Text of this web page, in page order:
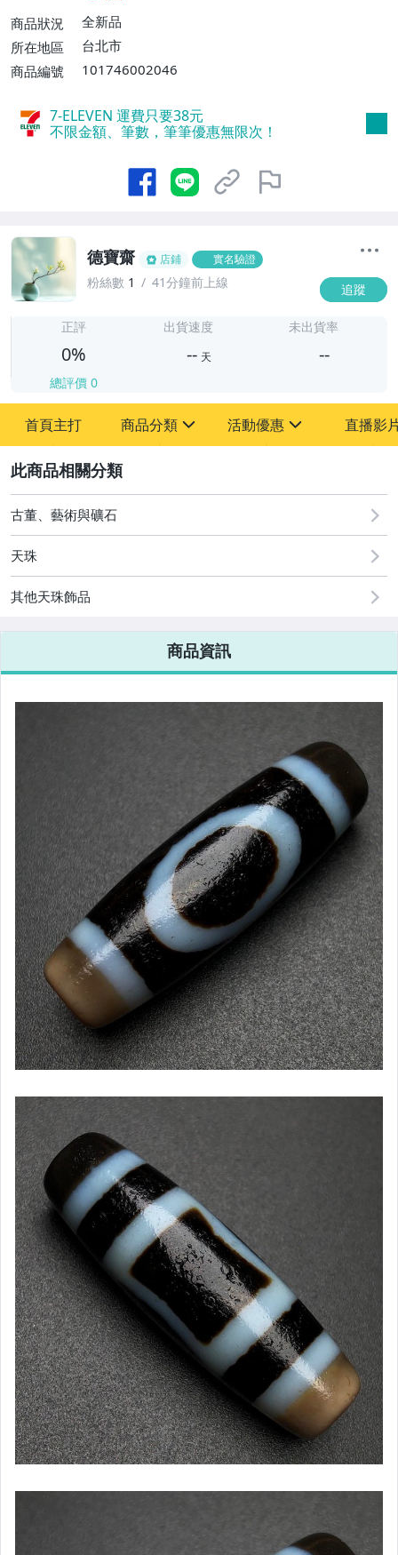
商品狀況
全新品
所在地區
台北市
商品編號
101746002046
7-ELEVEN 運費只要38元
不限金額、筆數，筆筆優惠無限次！
德寶齋 店鋪 實名驗證
粉絲數 1 41分鐘前上線 追蹤
-
正評
0%
總評價 0
出貨速度
-- 天
未出貨率
--
首頁主打 商品分類
其它
活動優惠
[全店] 追蹤本賣場立減60元【粉絲轉享】
直播影
古董、藝術與礦石
天珠
其他天珠飾品
商品資訊